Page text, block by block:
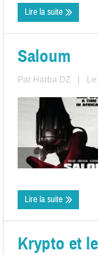
Lire la suite
Saloum
Par Harba DZ
Lire la suite
Krypto et